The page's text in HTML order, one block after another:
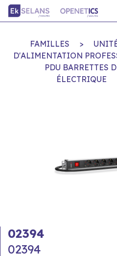
FAMILLES >
D'ALIMENTATION
PDU BARRETTES
ÉLECTRIQUE
02394
02394